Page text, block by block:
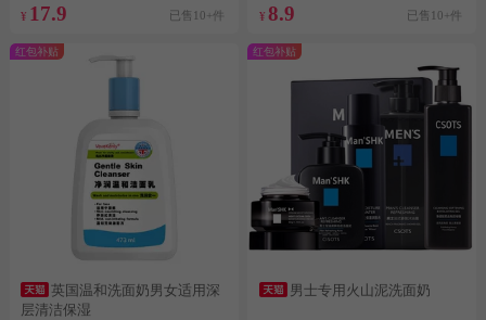
¥ 17.9 已售10+件 ¥ 8.9 已售10+件
红包补贴
英国温和洗面奶男女适用深
层清洁保湿
红包补贴
男士专用火山泥洗面奶